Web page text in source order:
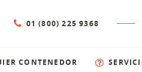
01 (800) 225 9368
CONTENEDOR